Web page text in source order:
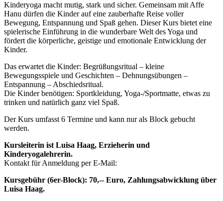
Kinderyoga macht mutig, stark und sicher. Gemeinsam mit Affe
Hanu dürfen die Kinder auf eine zauberhafte Reise voller
Bewegung, Entspannung und Spaß gehen. Dieser Kurs bietet eine
spielerische Einführung in die wunderbare Welt des Yoga und
fördert die körperliche, geistige und emotionale Entwicklung der
Kinder.
Das erwartet die Kinder: Begrüßungsritual – kleine
Bewegungsspiele und Geschichten – Dehnungsübungen –
Entspannung – Abschiedsritual.
Die Kinder benötigen: Sportkleidung, Yoga-/Sportmatte, etwas zu
trinken und natürlich ganz viel Spaß.
Der Kurs umfasst 6 Termine und kann nur als Block gebucht
werden.
Kursleiterin ist Luisa Haag, Erzieherin und
Kinderyogalehrerin.
Kontakt für Anmeldung per E-Mail:
Kursgebühr (6er-Block): 70,-- Euro, Zahlungsabwicklung über
Luisa Haag.